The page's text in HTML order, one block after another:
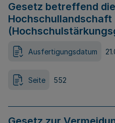
Gesetz betreffend
Hochschullandschaft
Ausfertigungsdatum
Seite 552